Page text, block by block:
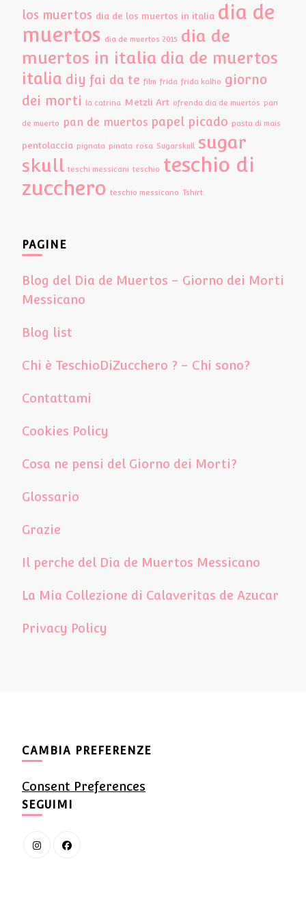
los muertos dia de los muertos in italia dia de
muertos dia de muertos 2015 dia de
muertos in italia dia de muertos
italia diy fai da te film frida frida kalho giorno
dei morti
la catrina Metzli Art ofrenda dia de muertos pan
de muerto pan de muertos papel picado pasta di mais
pentolaccia pignata pinata rosa Sugarskull sugar
skull teschi messicani teschio teschio di
zucchero teschio messicano Tshirt
PAGINE
Blog del Dia de Muertos – Giorno dei Morti
Messicano
Blog list
Chi è TeschioDiZucchero ? – Chi sono?
Contattami
Cookies Policy
Cosa ne pensi del Giorno dei Morti?
Glossario
Grazie
Il perche del Dia de Muertos Messicano
La Mia Collezione di Calaveritas de Azucar
Privacy Policy
CAMBIA PREFERENZE
Consent Preferences
SEGUIMI